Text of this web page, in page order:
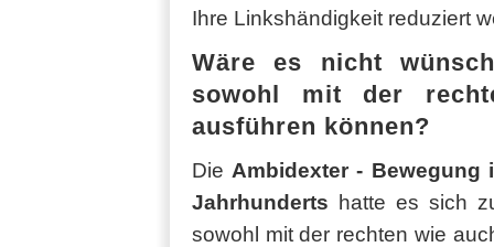
Ihre Linkshändigkeit reduziert
Wäre es nicht
sowohl mit der
ausführen können?
Die Ambidexter - Bewegung
Jahrhunderts
hatte es sich
sowohl mit der rechten wie